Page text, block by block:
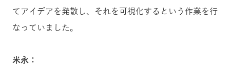
てアイデアを発散し、それを可視化するという作業を行
なっていました。
米永：